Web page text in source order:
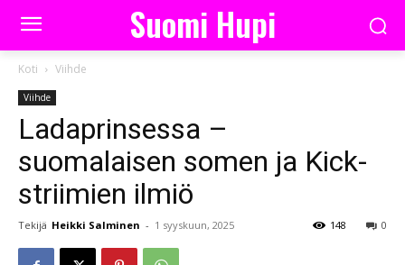
Suomi Hupi
Koti Viihde
Viihde
Ladaprinsessa –
suomalaisen somen ja Kick-
striimien ilmiö
Tekijä Heikki Salminen - 1 syyskuun, 2025 0
148